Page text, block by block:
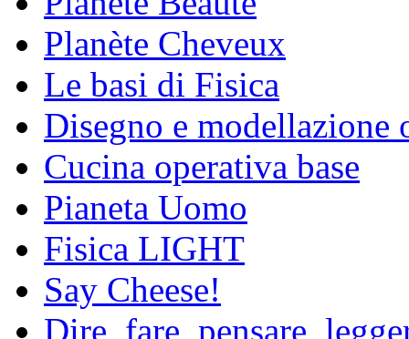
Planète Cheveux
Le basi di Fisica
Disegno e modellazione
Cucina operativa base
Pianeta Uomo
Fisica LIGHT
Say Cheese!
Dire, fare, pensare,